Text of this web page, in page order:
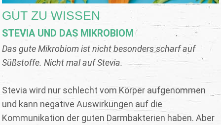
GUT ZU WISSEN
STEVIA UND DAS MIKROBIOM
Das gute Mikrobiom ist nicht besonders scharf auf
Süßstoffe. Nicht mal auf Stevia.
Stevia wird nur schlecht vom Körper aufgenommen
und kann negative Auswirkungen auf die
Kommunikation der guten Darmbakterien haben. Aber